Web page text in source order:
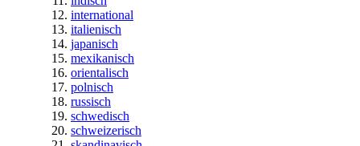
international
italienisch
japanisch
mexikanisch
orientalisch
polnisch
russisch
schwedisch
schweizerisch